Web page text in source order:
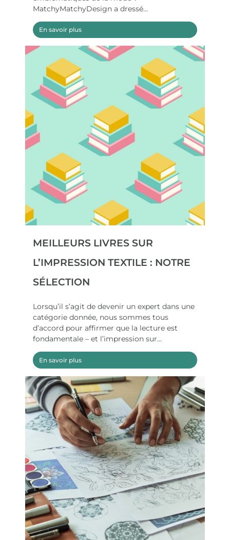
MatchyMatchyDesign a dressé...
En savoir plus
MEILLEURS LIVRES SUR
L’IMPRESSION TEXTILE : NOTRE
SÉLECTION
Lorsqu’il s’agit de devenir un expert dans une
catégorie donnée, nous sommes tous
d’accord pour affirmer que la lecture est
fondamentale – et l’impression sur...
En savoir plus